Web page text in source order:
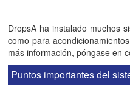
DropsA ha instalado muchos
como para
más información, póngase en
Puntos importantes del